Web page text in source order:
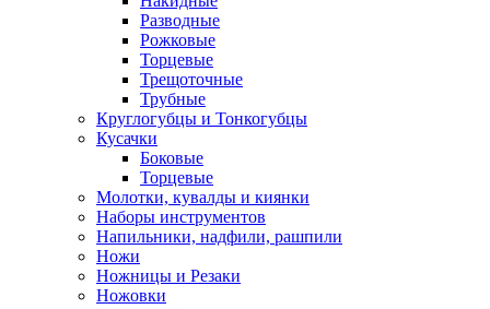
Разводные
Рожковые
Торцевые
Трещоточные
Трубные
Круглогубцы и Тонкогубцы
Кусачки
Боковые
Торцевые
Молотки, кувалды и киянки
Наборы инструментов
Напильники, надфили, рашпили
Ножи
Ножницы и Резаки
Ножовки